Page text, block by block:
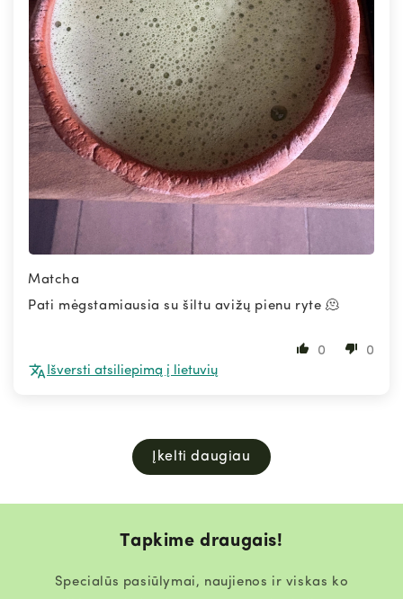
Matcha
Pati mėgstamiausia su šiltu avižų pienu ryte 🫠
0
0
Išversti atsiliepimą į lietuvių
Įkelti daugiau
Tapkime draugais!
Specialūs pasiūlymai, naujienos ir viskas ko